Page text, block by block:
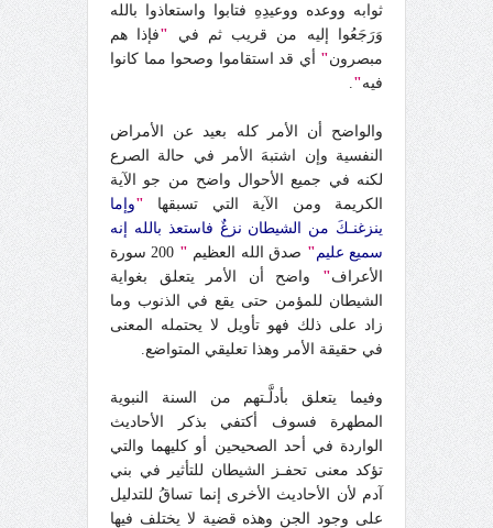
ثوابه ووعده ووعيدِهِ فتابوا واستعاذوا بالله
وَرَجَعُوا إليه من قريب ثم في "فإذا هم
مبصرون" أي قد استقاموا وصحوا مما كانوا
فيه"
.
والواضح أن الأمر كله بعيد عن الأمراض
النفسية وإن اشتبهَ الأمر في حالة الصرع
لكنه في جميع الأحوال واضح من جو الآية
الكريمة ومن الآية التي تسبقها "وإما
ينزغنـكَ من الشيطان نزغٌ فاستعذ بالله إنه
سميع عليم" صدق الله العظيم "
200 سورة
الأعراف" واضح أن الأمر يتعلق بغواية
الشيطان للمؤمن حتى يقع في الذنوب وما
زاد على ذلك فهو تأويل لا يحتمله المعنى
في حقيقة الأمر وهذا تعليقي المتواضع.
وفيما يتعلق بأدلَّـتهم من السنة النبوية
المطهرة فسوف أكتفي بذكر الأحاديث
الواردة في أحد الصحيحين أو كليهما والتي
تؤكد معنى تحفـز الشيطان للتأثير في بني
آدم لأن الأحاديث الأخرى إنما تساقُ للتدليل
على وجود الجن وهذه قضية لا يختلف فيها